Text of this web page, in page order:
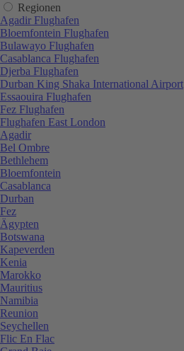
Regionen
Agadir Flughafen
Bloemfontein Flughafen
Bulawayo Flughafen
Casablanca Flughafen
Djerba Flughafen
Durban King Shaka International Airport
Essaouira Flughafen
Fez Flughafen
Flughafen East London
Agadir
Bel Ombre
Bethlehem
Bloemfontein
Casablanca
Durban
Fez
Ägypten
Botswana
Kapeverden
Kenia
Marokko
Mauritius
Namibia
Reunion
Seychellen
Flic En Flac